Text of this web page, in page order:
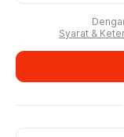
Syarat &